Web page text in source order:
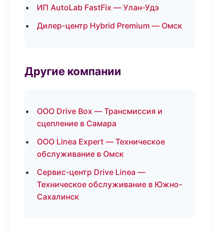
ИП AutoLab FastFix — Улан-Удэ
Дилер-центр Hybrid Premium — Омск
Другие компании
ООО Drive Box — Трансмиссия и
сцепление в Самара
ООО Linea Expert — Техническое
обслуживание в Омск
Сервис-центр Drive Linea —
Техническое обслуживание в Южно-
Сахалинск